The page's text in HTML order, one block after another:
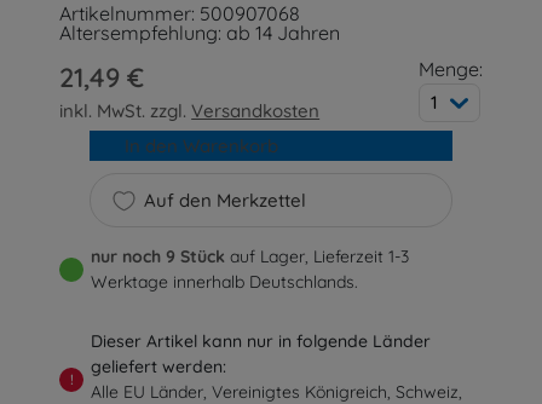
Artikelnummer: 500907068
Altersempfehlung: ab 14 Jahren
21,49 €
inkl. MwSt. zzgl.Versandkosten
Menge:
1
Auf den Merkzettel
In den Warenkorb
nur noch 9 Stück auf Lager, Lieferzeit 1-3
Werktage innerhalb Deutschlands.
!
Dieser Artikel kann nur in folgende Länder
geliefert werden:
Alle EU Länder, Vereinigtes Königreich, Schweiz,